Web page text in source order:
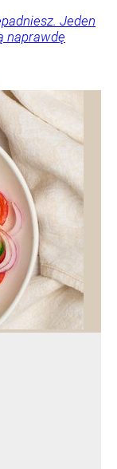
Jeden
naprawdę